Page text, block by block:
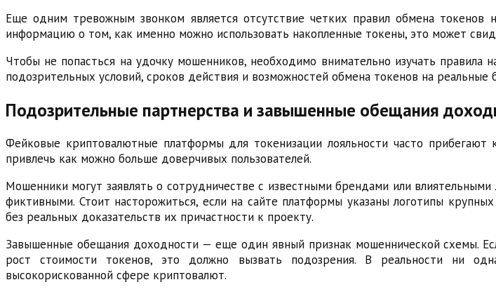
Еще одним тревожным звонком является отсутствие четких правил обмена токенов
информацию о том, как именно можно использовать накопленные токены, это может
Чтобы не попасться на удочку мошенников, необходимо внимательно изучать правила
подозрительных условий, сроков действия и возможностей обмена токенов на реальные
Подозрительные партнерства и завышенные обещания
Фейковые криптовалютные платформы для токенизации лояльности часто
привлечь как можно больше доверчивых пользователей.
Мошенники могут заявлять о сотрудничестве с известными брендами или
фиктивными. Стоит насторожиться, если на сайте платформы указаны логотипы
без реальных доказательств их причастности к проекту.
Завышенные обещания доходности — еще один явный признак мошеннической схемы.
рост стоимости токенов, это должно вызвать подозрения. В реальности ни
высокорискованной сфере криптовалют.